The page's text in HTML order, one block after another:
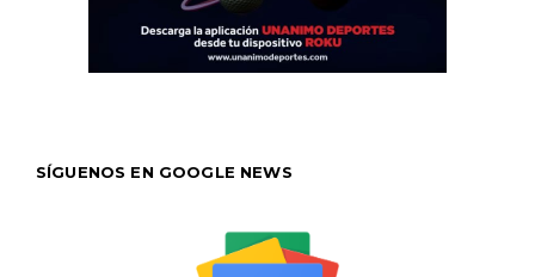
SÍGUENOS EN GOOGLE NEWS